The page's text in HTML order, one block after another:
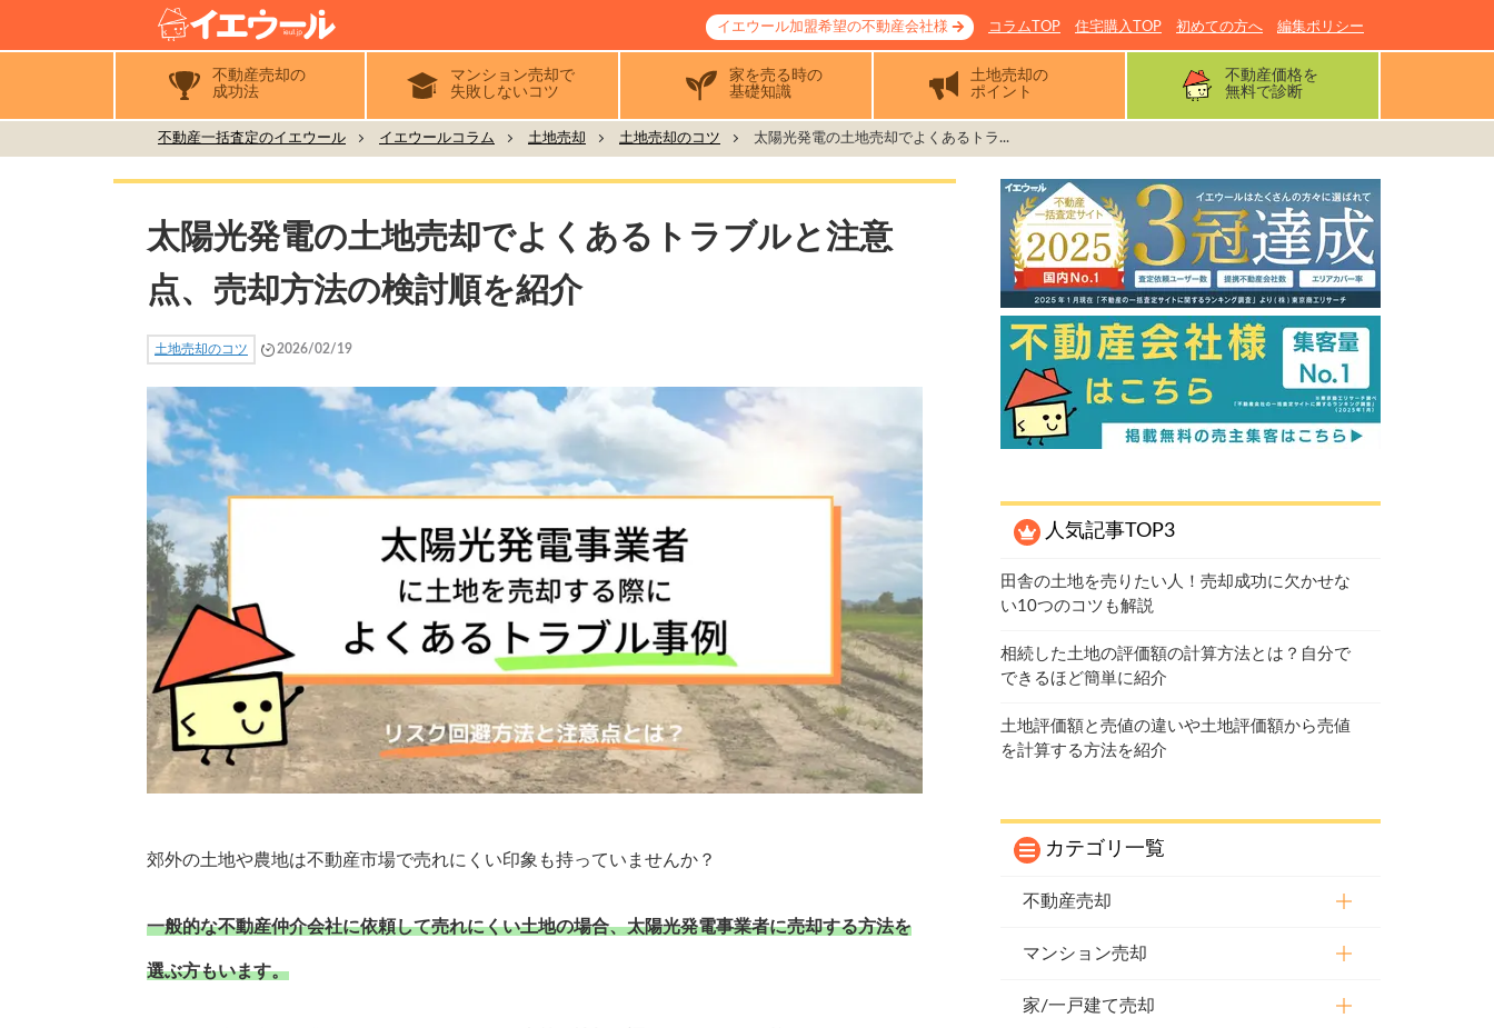
イエウール加盟希望の不動産会社様 コラムTOP 住宅購入TOP 初めての方へ 編集ポリシー
不動産売却の
成功法
マンション売却で
失敗しないコツ
家を売る時の
基礎知識
土地売却の
ポイント
不動産価格を
無料で診断
不動産一括査定のイエウール イエウールコラム 土地売却 土地売却のコツ 太陽光発電の土地売却でよくあるトラ...
太陽光発電の土地売却でよくあるトラブルと注意
点、売却方法の検討順を紹介
土地売却のコツ 2026/02/19
郊外の土地や農地は不動産市場で売れにくい印象も持っていませんか？
一般的な不動産仲介会社に依頼して売れにくい土地の場合、太陽光発電事業者に売却する方法を
選ぶ方もいます。
人気記事TOP3
田舎の土地を売りたい人！売却成功に欠かせな
い10つのコツも解説
相続した土地の評価額の計算方法とは？自分で
できるほど簡単に紹介
土地評価額と売値の違いや土地評価額から売値
を計算する方法を紹介
カテゴリ一覧
不動産売却
マンション売却
家/一戸建て売却